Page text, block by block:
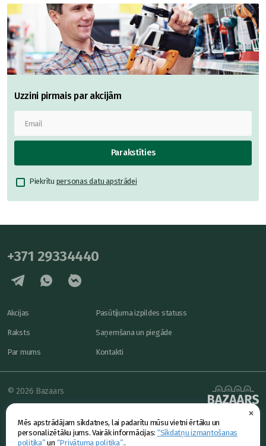
×
Mēs apstrādājam sīkdatnes, lai padarītu mūsu vietni ērtāku un
personalizētāku jums. Vairāk informācijas: “Sīkdatņu izmantošanas
politika” un “Privātuma politika”..
Uzzini pirmais par akcijām
Parakstīties
Piekrītu personas datu apstrādei
+371 29334440
Akcijas
Raksts
Par mums
Pasūtījuma izpildes statuss
Saņemšana un piegāde
Kontakti
powered by
© 2026 Bazaars
Konfidencialitāte
Piedāvājums